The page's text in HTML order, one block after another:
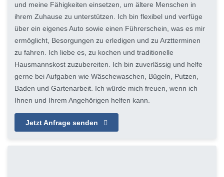
und meine Fähigkeiten einsetzen, um ältere Menschen in
ihrem Zuhause zu unterstützen. Ich bin flexibel und verfüge
über ein eigenes Auto sowie einen Führerschein, was es mir
ermöglicht, Besorgungen zu erledigen und zu Arztterminen
zu fahren. Ich liebe es, zu kochen und traditionelle
Hausmannskost zuzubereiten. Ich bin zuverlässig und helfe
gerne bei Aufgaben wie Wäschewaschen, Bügeln, Putzen,
Baden und Gartenarbeit. Ich würde mich freuen, wenn ich
Ihnen und Ihrem Angehörigen helfen kann.
Jetzt Anfrage senden